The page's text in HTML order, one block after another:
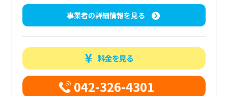
事業者の詳細情報を見る
料金を見る
042-326-4301